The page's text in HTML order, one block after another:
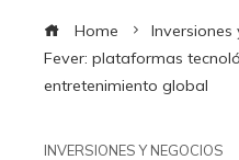
Home
Inversiones
Fever: plataformas
entretenimiento global
INVERSIONES Y NEGOCIOS